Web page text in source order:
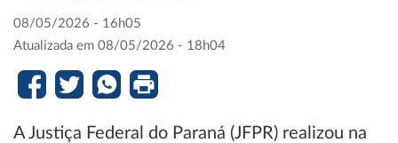
08/05/2026 - 16h05
Atualizada em 08/05/2026 - 18h04
A Justiça Federal do Paraná (JFPR) realizou na